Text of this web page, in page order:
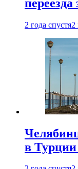
переезда
2 года спустя2
в